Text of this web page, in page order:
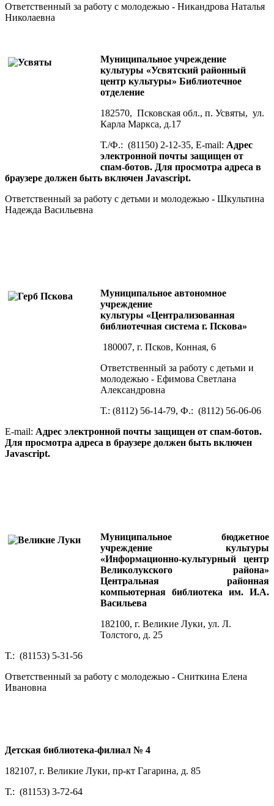
Ответственный за работу с молодежью - Никандрова Наталья
Николаевна
Муниципальное учреждение
культуры «Усвятский районный
центр культуры» Библиотечное
отделение
182570, Псковская обл., п. Усвяты, ул.
Карла Маркса, д.17
Т./Ф.: (81150) 2-12-35, E-mail: Адрес
электронной почты защищен от
спам-ботов. Для просмотра адреса в
браузере должен быть включен Javascript.
Ответственный за работу с детьми и молодежью - Шкультина
Надежда Васильевна
Муниципальное автономное
учреждение
культуры «Централизованная
библиотечная система г. Пскова»
180007, г. Псков, Конная, 6
Ответственный за работу с детьми и
молодежью - Ефимова Светлана
Александровна
Т.: (8112) 56-14-79, Ф.: (8112) 56-06-06
E-mail: Адрес электронной почты защищен от спам-ботов.
Для просмотра адреса в браузере должен быть включен
Javascript.
Муниципальное бюджетное
учреждение культуры
«Информационно-культурный центр
Великолукского района»
Центральная районная
компьютерная библиотека им. И.А.
Васильева
182100, г. Великие Луки, ул. Л.
Толстого, д. 25
Т.: (81153) 5-31-56
Ответственный за работу с молодежью - Сниткина Елена
Ивановна
Детская библиотека-филиал № 4
182107, г. Великие Луки, пр-кт Гагарина, д. 85
Т.: (81153) 3-72-64